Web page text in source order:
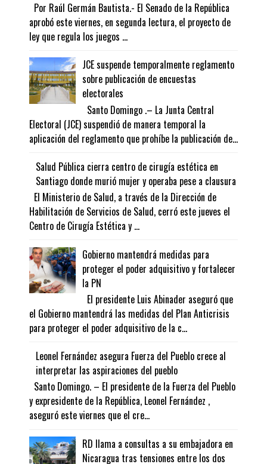
Por Raúl Germán Bautista.- El Senado de la República
aprobó este viernes, en segunda lectura, el proyecto de
ley que regula los juegos ...
JCE suspende temporalmente reglamento
sobre publicación de encuestas
electorales
Santo Domingo .– La Junta Central
Electoral (JCE) suspendió de manera temporal la
aplicación del reglamento que prohíbe la publicación de...
Salud Pública cierra centro de cirugía estética en
Santiago donde murió mujer y operaba pese a clausura
El Ministerio de Salud, a través de la Dirección de
Habilitación de Servicios de Salud, cerró este jueves el
Centro de Cirugía Estética y ...
Gobierno mantendrá medidas para
proteger el poder adquisitivo y fortalecer
la PN
El presidente Luis Abinader aseguró que
el Gobierno mantendrá las medidas del Plan Anticrisis
para proteger el poder adquisitivo de la c...
Leonel Fernández asegura Fuerza del Pueblo crece al
interpretar las aspiraciones del pueblo
Santo Domingo. – El presidente de la Fuerza del Pueblo
y expresidente de la República, Leonel Fernández ,
aseguró este viernes que el cre...
RD llama a consultas a su embajadora en
Nicaragua tras tensiones entre los dos